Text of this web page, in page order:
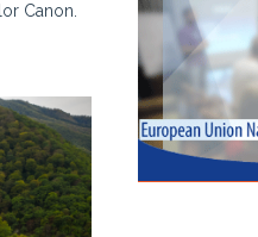
Canon.